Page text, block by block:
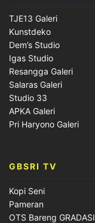
TJE13 Galeri
Kunstdeko
Dem’s Studio
Igas Studio
Resangga Galeri
Salaras Galeri
Studio 33
APKA Galeri
Pri Haryono Galeri
GBSRI TV
Kopi Seni
Pameran
OTS Bareng GRADASI